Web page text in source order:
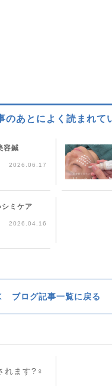
のあとによく読まれて
容鍼
2026.06.17
ミケア
2026.04.16
ブログ記事一覧に戻る
れます?‍♀️